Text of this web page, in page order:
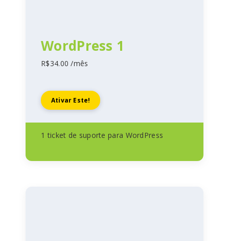
WordPress 1
R$34.00 /mês
Ativar Este!
1 ticket de suporte para WordPress